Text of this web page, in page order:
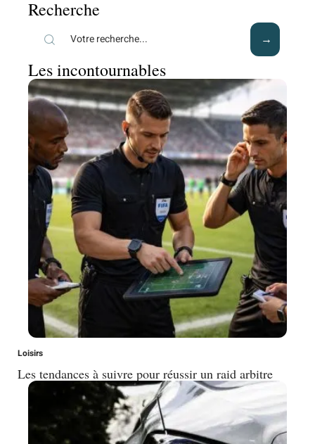
Recherche
Les incontournables
Loisirs
Les tendances à suivre pour réussir un raid arbitre